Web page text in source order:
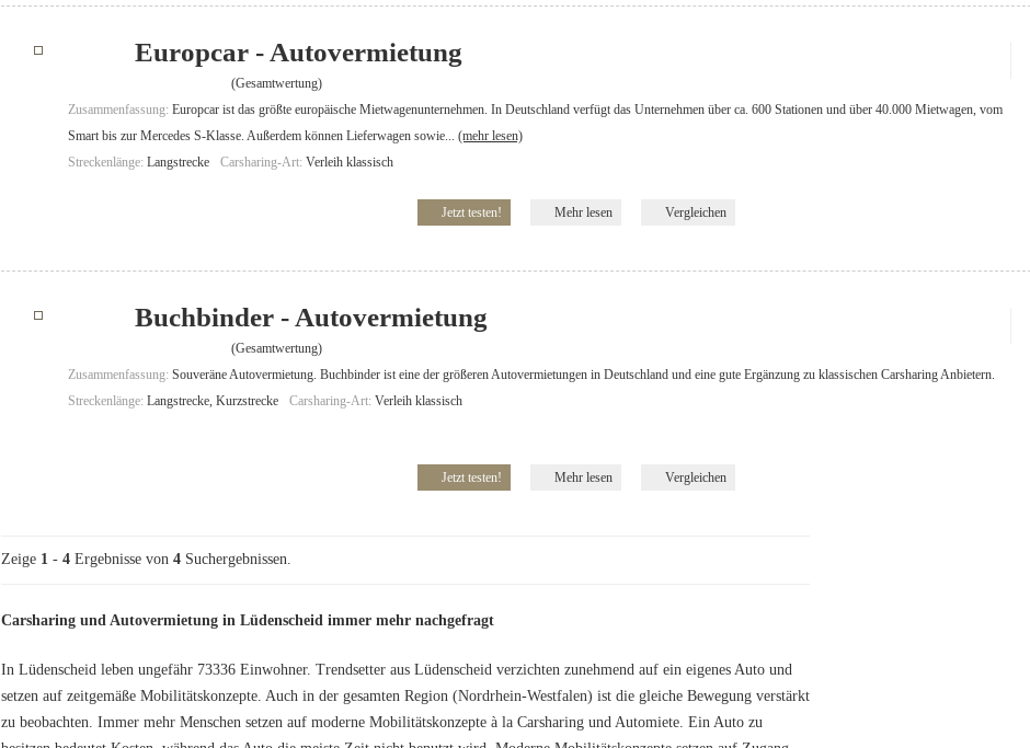
Europcar - Autovermietung
(Gesamtwertung)
Zusammenfassung: Europcar ist das größte europäische Mietwagenunternehmen. In Deutschland verfügt das Unternehmen über ca. 600 Stationen und über 40.000 Mietwagen, vom
Smart bis zur Mercedes S-Klasse. Außerdem können Lieferwagen sowie... (mehr lesen)
Streckenlänge: Langstrecke Carsharing-Art: Verleih klassisch
Jetzt testen! Mehr lesen Vergleichen
Buchbinder - Autovermietung
(Gesamtwertung)
Zusammenfassung: Souveräne Autovermietung. Buchbinder ist eine der größeren Autovermietungen in Deutschland und eine gute Ergänzung zu klassischen Carsharing Anbietern.
Streckenlänge: Langstrecke, Kurzstrecke Carsharing-Art: Verleih klassisch
Jetzt testen! Mehr lesen Vergleichen
Zeige 1 - 4 Ergebnisse von 4 Suchergebnissen.
Carsharing und Autovermietung in Lüdenscheid immer mehr nachgefragt
In Lüdenscheid leben ungefähr 73336 Einwohner. Trendsetter aus Lüdenscheid verzichten zunehmend auf ein eigenes Auto und
setzen auf zeitgemäße Mobilitätskonzepte. Auch in der gesamten Region (Nordrhein-Westfalen) ist die gleiche Bewegung verstärkt
zu beobachten. Immer mehr Menschen setzen auf moderne Mobilitätskonzepte à la Carsharing und Automiete. Ein Auto zu